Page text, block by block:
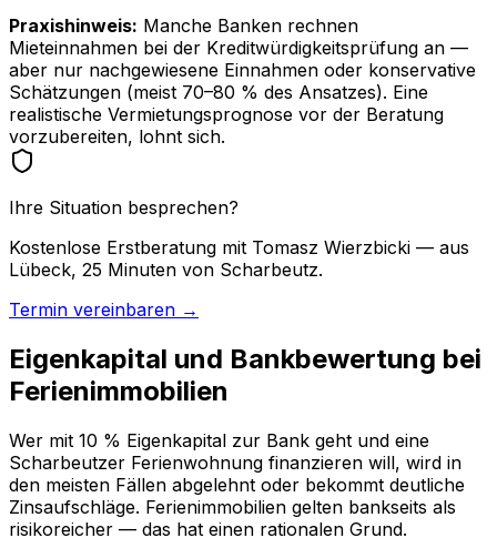
Praxishinweis: Manche Banken rechnen
Mieteinnahmen bei der Kreditwürdigkeitsprüfung an —
aber nur nachgewiesene Einnahmen oder konservative
Schätzungen (meist 70–80 % des Ansatzes). Eine
realistische Vermietungsprognose vor der Beratung
vorzubereiten, lohnt sich.
Ihre Situation besprechen?
Kostenlose Erstberatung mit Tomasz Wierzbicki — aus
Lübeck, 25 Minuten von Scharbeutz.
Termin vereinbaren →
Eigenkapital und Bankbewertung bei
Ferienimmobilien
Wer mit 10 % Eigenkapital zur Bank geht und eine
Scharbeutzer Ferienwohnung finanzieren will, wird in
den meisten Fällen abgelehnt oder bekommt deutliche
Zinsaufschläge. Ferienimmobilien gelten bankseits als
risikoreicher — das hat einen rationalen Grund.